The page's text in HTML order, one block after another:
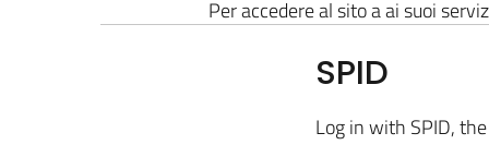
Per accedere al sito a ai suoi
SPID
Log in with SPID,